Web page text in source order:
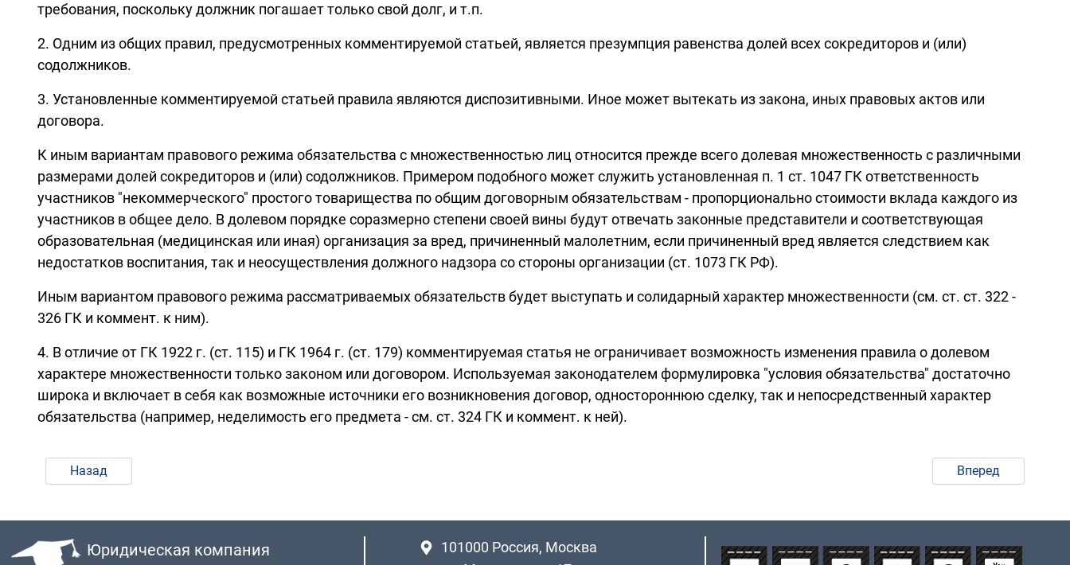
требования, поскольку должник погашает только свой долг, и т.п.
2. Одним из общих правил, предусмотренных комментируемой статьей, является презумпция равенства долей всех сокредиторов и (или)
содолжников.
3. Установленные комментируемой статьей правила являются диспозитивными. Иное может вытекать из закона, иных правовых актов или
договора.
К иным вариантам правового режима обязательства с множественностью лиц относится прежде всего долевая множественность с различными
размерами долей сокредиторов и (или) содолжников. Примером подобного может служить установленная п. 1 ст. 1047 ГК ответственность
участников "некоммерческого" простого товарищества по общим договорным обязательствам - пропорционально стоимости вклада каждого из
участников в общее дело. В долевом порядке соразмерно степени своей вины будут отвечать законные представители и соответствующая
образовательная (медицинская или иная) организация за вред, причиненный малолетним, если причиненный вред является следствием как
недостатков воспитания, так и неосуществления должного надзора со стороны организации (ст. 1073 ГК РФ).
Иным вариантом правового режима рассматриваемых обязательств будет выступать и солидарный характер множественности (см. ст. ст. 322 -
326 ГК и коммент. к ним).
4. В отличие от ГК 1922 г. (ст. 115) и ГК 1964 г. (ст. 179) комментируемая статья не ограничивает возможность изменения правила о долевом
характере множественности только законом или договором. Используемая законодателем формулировка "условия обязательства" достаточно
широка и включает в себя как возможные источники его возникновения договор, одностороннюю сделку, так и непосредственный характер
обязательства (например, неделимость его предмета - см. ст. 324 ГК и коммент. к ней).
Назад Вперед
Юридическая компания 101000 Россия, Москва